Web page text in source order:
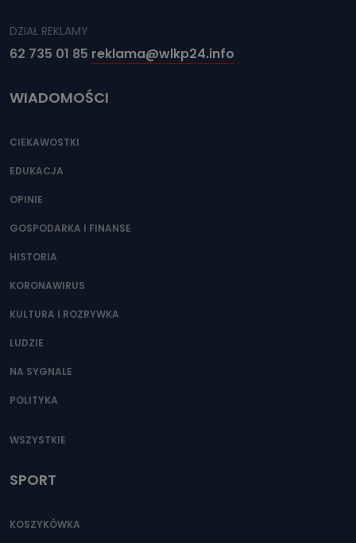
DZIAŁ REKLAMY
62 735 01 85 reklama@wlkp24.info
WIADOMOŚCI
CIEKAWOSTKI
EDUKACJA
OPINIE
GOSPODARKA I FINANSE
HISTORIA
KORONAWIRUS
KULTURA I ROZRYWKA
LUDZIE
NA SYGNALE
POLITYKA
WSZYSTKIE
SPORT
KOSZYKÓWKA